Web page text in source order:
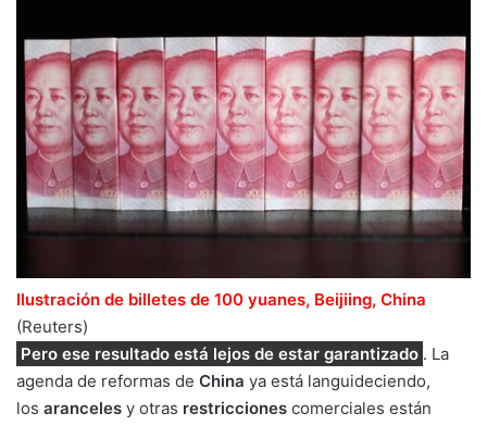
Ilustración de billetes de 100 yuanes, Beijiing, China
(Reuters)
Pero ese resultado está lejos de estar garantizado . La
agenda de reformas de China ya está languideciendo,
los aranceles y otras restricciones comerciales están